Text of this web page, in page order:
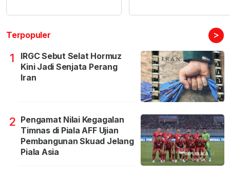
Terpopuler >
1
IRGC Sebut Selat Hormuz
Kini Jadi Senjata Perang
Iran
2 Pengamat Nilai Kegagalan
Timnas di Piala AFF Ujian
Pembangunan Skuad Jelang
Piala Asia